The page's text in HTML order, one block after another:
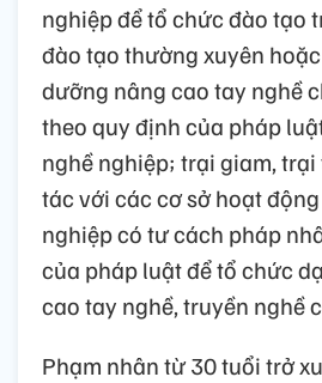
nghiệp để tổ chức đào tạo
đào tạo thường xuyên
dưỡng nâng cao tay nghề
theo quy định của pháp
nghề nghiệp; trại giam,
tác với các cơ sở hoạt
nghiệp có tư cách pháp
của pháp luật để tổ chức
cao tay nghề, truyền nghề
Phạm nhân từ 30 tuổi trở